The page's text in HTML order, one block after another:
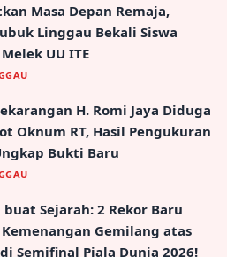
Masa Depan Remaja,
Linggau Bekali Siswa
UU ITE
H. Romi Jaya Diduga
Oknum RT, Hasil Pengukuran
Bukti Baru
buat Sejarah: 2 Rekor Baru
Gemilang atas
Semifinal Piala Dunia 2026!